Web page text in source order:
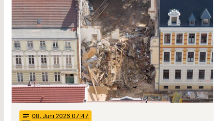
notes 08. Juni 2026 07:47